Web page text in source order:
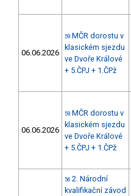
06.06.2026
59 MČR dorostu v
klasickém sjezdu
ve Dvoře Králové
+ 5.ČPJ + 1.ČPž
06.06.2026
59 MČR dorostu v
klasickém sjezdu
ve Dvoře Králové
+ 5.ČPJ + 1.ČPž
56 2. Národní
kvalifikační závod